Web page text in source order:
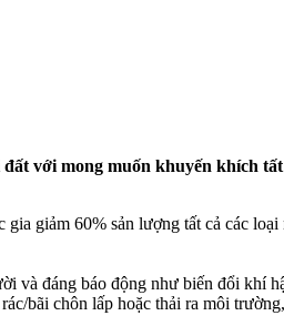
với mong muốn khuyến khích
giảm 60% sản lượng tất cả các
và đáng báo động như biến đổi
bãi chôn lấp hoặc thải ra môi